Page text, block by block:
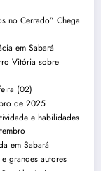
no Cerrado” Chega
em Sabará
Vitória sobre
(02)
de 2025
e habilidades
em Sabará
grandes autores